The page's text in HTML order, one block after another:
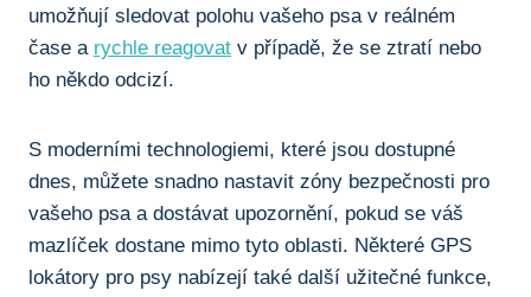
umožňují sledovat polohu vašeho psa v reálném
čase a rychle reagovat v případě, že se ztratí nebo
ho někdo odcizí.
S moderními technologiemi, které jsou dostupné
dnes, můžete snadno nastavit zóny bezpečnosti pro
vašeho psa a dostávat upozornění, pokud se váš
mazlíček dostane mimo tyto oblasti. Některé GPS
lokátory pro psy nabízejí také další užitečné funkce,